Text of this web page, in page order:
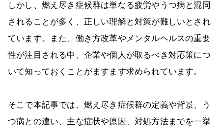
しかし、燃え尽き症候群は単なる疲労やうつ病と混同
されることが多く、正しい理解と対策が難しいとされ
ています。また、働き方改革やメンタルヘルスの重要
性が注目される中、企業や個人が取るべき対応策につ
いて知っておくことがますます求められています。
そこで本記事では、燃え尽き症候群の定義や背景、う
つ病との違い、主な症状や原因、対処方法までを一挙